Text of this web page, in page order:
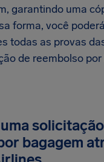
garantindo uma
forma, você
todas as provas
de reembolso
bagagem